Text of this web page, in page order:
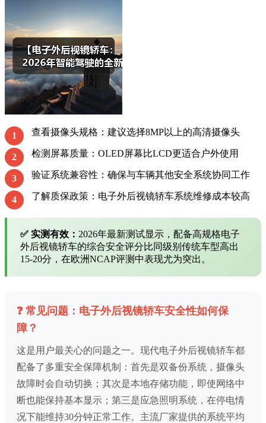
1 查看摄像头规格：建议选择8MP以上的高清摄像头
2 检测屏幕质量：OLED屏幕比LCD更适合户外使用
3 验证系统兼容性：确保与车辆其他安全系统协同工作
4 了解质保政策：电子外后视镜轿车系统维修成本较高
✅ 实测有效： 2026年最新测试显示，配备高规格电子
外后视镜轿车的综合安全评分比同级别传统车型高出
15-20分，在欧洲NCAP评测中表现尤为突出。
❓ 常见问题：电子外后视镜轿车安全性如何保
障？
这是用户最关心的问题之一。现代电子外后视镜轿车都
配备了多重安全保障机制：首先是双备份系统，摄像头
故障时会自动切换；其次是本地存储功能，即使网络中
断也能保持基本显示；第三是应急照明系统，在停电情
况下能维持30分钟正常工作。主流厂家提供的系统平均